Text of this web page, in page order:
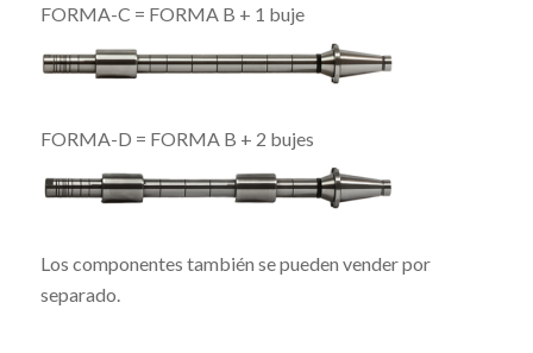
FORMA-C = FORMA B + 1 buje
FORMA-D = FORMA B + 2 bujes
Los componentes también se pueden vender por
separado.